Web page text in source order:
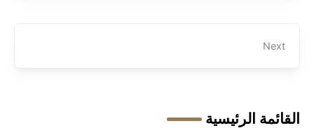
Next
القائمة الرئيسية